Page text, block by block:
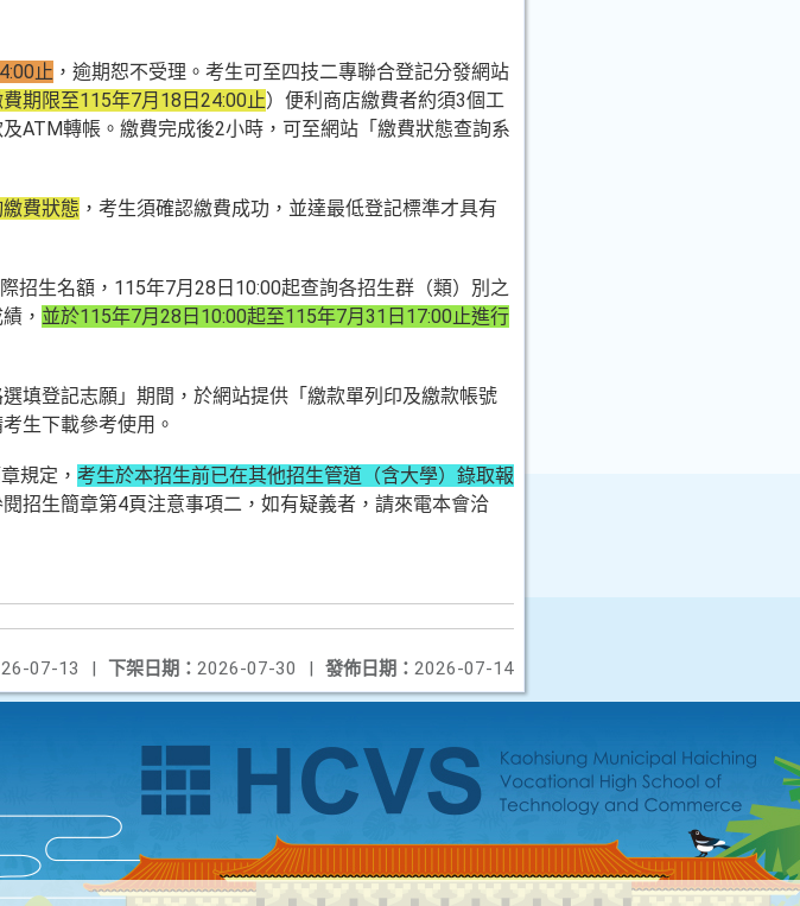
止 ，逾期恕不受理。考生可至四技二專聯合登記分發網站
期限至115年7月18日24:00止）便利商店繳費者約須3個工
ATM轉帳。繳費完成後2小時，可至網站「繳費狀態查詢系
費狀態 ，考生須確認繳費成功，並達最低登記標準才具有
招生名額，115年7月28日10:00起查詢各招生群（類）別之
， 並於115年7月28日10:00起至115年7月31日17:00止進行
填登記志願」期間，於網站提供「繳款單列印及繳款帳號
生下載參考使用。
規定， 考生於本招生前已在其他招生管道（含大學）錄取報
閱招生簡章第4頁注意事項二，如有疑義者，請來電本會洽
發佈日期： 2026-07-14
下架日期： 2026-07-30 |
07-13 |